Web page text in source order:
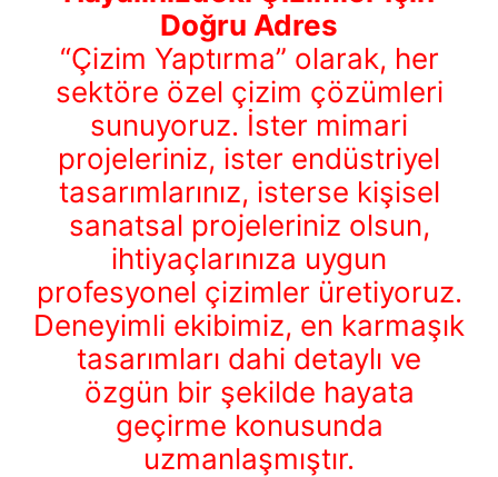
Doğru Adres
“Çizim Yaptırma” olarak, her
sektöre özel çizim çözümleri
sunuyoruz. İster mimari
projeleriniz, ister endüstriyel
tasarımlarınız, isterse kişisel
sanatsal projeleriniz olsun,
ihtiyaçlarınıza uygun
profesyonel çizimler üretiyoruz.
Deneyimli ekibimiz, en karmaşık
tasarımları dahi detaylı ve
özgün bir şekilde hayata
geçirme konusunda
uzmanlaşmıştır.